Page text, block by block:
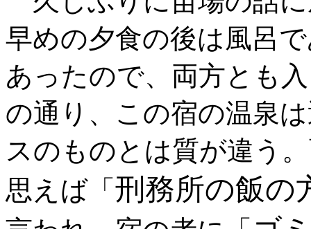
早めの夕食の後は風呂
あったので、両方とも
の通り、この宿の温泉
スのものとは質が違う
思えば「 刑務所の飯の